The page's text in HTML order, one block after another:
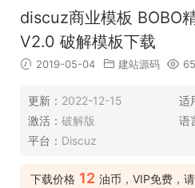
discuz商业模板 BOBO
V2.0 破解模板下载
2019-05-04 建站源码
更新： 2022-12-15 适
激活： 破解版 语
平台： Discuz
下载价格 12 油币，VIP免费，